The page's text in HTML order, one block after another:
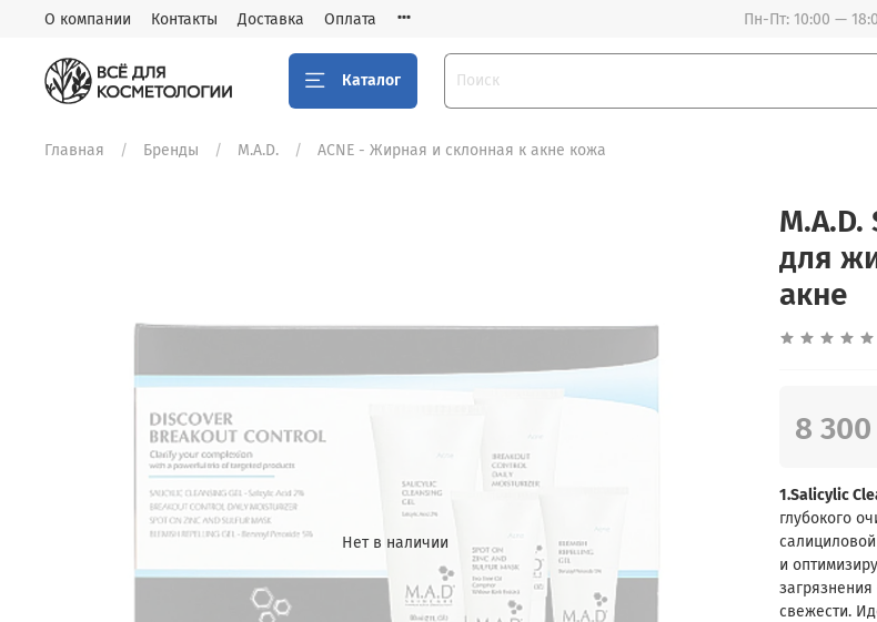
О компании Контакты Доставка Оплата Пн-Пт: 10:00 —
Каталог
Главная Бренды M.A.D. АCNE - Жирная и склонная к акне кожа
Нет в наличии
для
акне
8
1.Salicylic
глубокого
и
свежести.